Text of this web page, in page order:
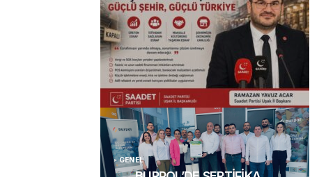
(başlıksız)
Alaattin Karahan tarafından 14/07/2026
GENEL